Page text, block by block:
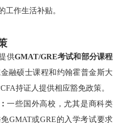
工作生活补贴。
供GMAT/GRE考试和部分课程
融硕士课程和约翰霍普金斯大
持证人提供相应豁免政策。
一些国外高校，尤其是商科类
GMAT或GRE的入学考试要求